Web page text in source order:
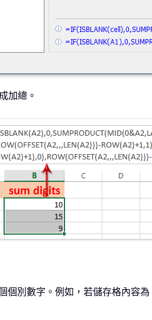
加總。
個別數字。例如，若儲存格內容